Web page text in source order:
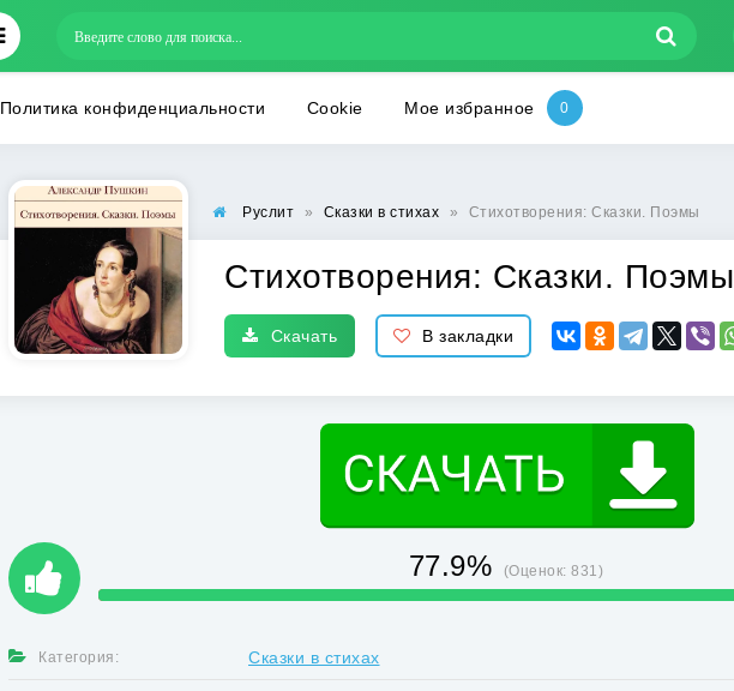
Политика конфиденциальности Cookie Мое избранное
Руслит » Сказки в стихах » Стихотворения: Сказки. Поэмы
Стихотворения: Сказки. Поэмы
Скачать В закладки
77.9% (Оценок:831)
Категория: Сказки в стихах